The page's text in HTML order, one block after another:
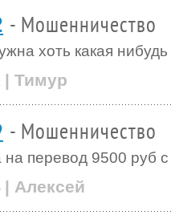
- Мошенничество
хоть какая
| Тимур
- Мошенничество
перевод 9500 руб
| Алексей